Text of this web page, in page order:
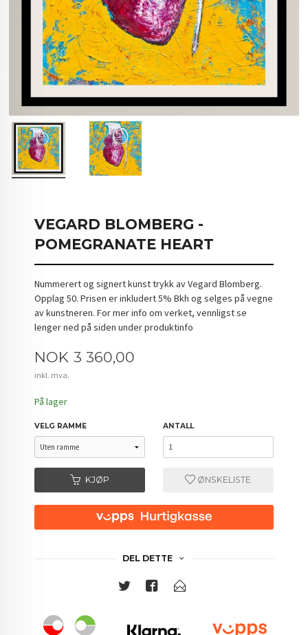
VEGARD BLOMBERG -
POMEGRANATE HEART
Nummerert og signert kunst trykk av Vegard Blomberg.
Opplag 50. Prisen er inkludert 5% Bkh og selges på vegne
av kunstneren. For mer info om verket, vennligst se
lenger ned på siden under produktinfo
Pris
NOK 3 360,00
inkl. mva.
På lager
VELG RAMME ANTALL
KJØP ØNSKELISTE
DEL DETTE